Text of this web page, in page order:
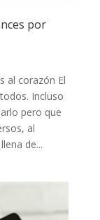
por
al corazón El
Incluso
pero que
al
de...